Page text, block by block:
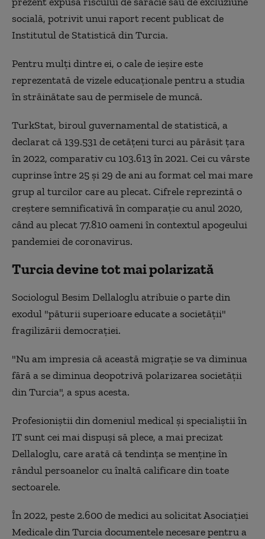
socială, potrivit unui raport recent publicat de
Institutul de Statistică din Turcia.
Pentru mulți dintre ei, o cale de ieșire este
reprezentată de vizele educaționale pentru a studia
în străinătate sau de permisele de muncă.
TurkStat, biroul guvernamental de statistică, a
declarat că 139.531 de cetățeni turci au părăsit țara
în 2022, comparativ cu 103.613 în 2021. Cei cu vârste
cuprinse între 25 și 29 de ani au format cel mai mare
grup al turcilor care au plecat. Cifrele reprezintă o
creștere semnificativă în comparație cu anul 2020,
când au plecat 77.810 oameni în contextul apogeului
pandemiei de coronavirus.
Turcia devine tot mai polarizată
Sociologul Besim Dellaloglu atribuie o parte din
exodul "păturii superioare educate a societății"
fragilizării democrației.
"Nu am impresia că această migrație se va diminua
fără a se diminua deopotrivă polarizarea societății
din Turcia", a spus acesta.
Profesioniștii din domeniul medical și specialiștii în
IT sunt cei mai dispuși să plece, a mai precizat
Dellaloglu, care arată că tendința se menține în
rândul persoanelor cu înaltă calificare din toate
sectoarele.
În 2022, peste 2.600 de medici au solicitat Asociației
Medicale din Turcia documentele necesare pentru a